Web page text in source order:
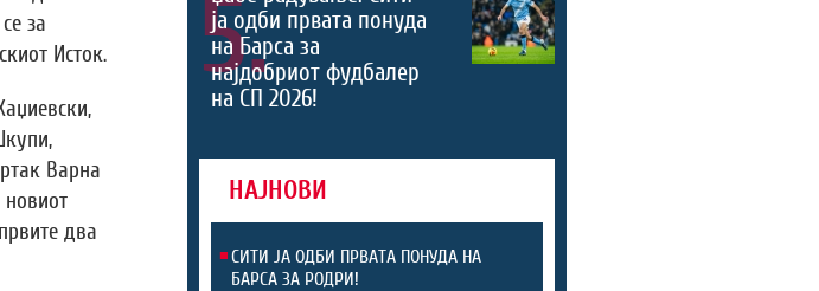
за
Исток.
Варна
два
5.
ја одби првата понуда
на Барса за
најдобриот фудбалер
на СП 2026!
НАЈНОВИ
СИТИ ЈА ОДБИ ПРВАТА ПОНУДА НА
БАРСА ЗА РОДРИ!